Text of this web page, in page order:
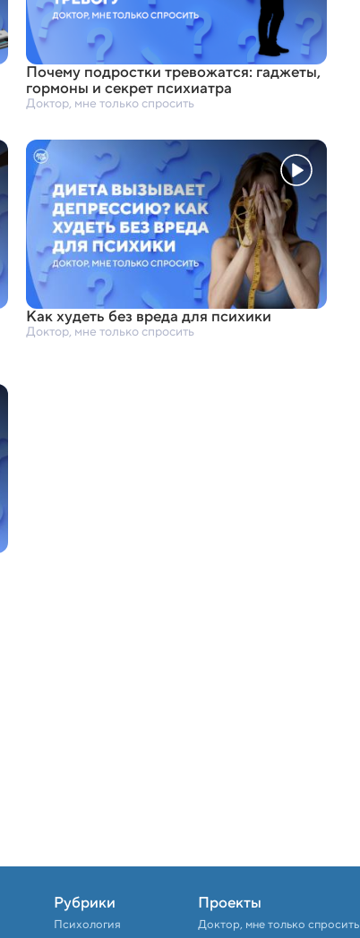
Почему подростки тревожатся: гаджеты,
гормоны и секрет психиатра
Доктор, мне только спросить
Как худеть без вреда для психики
Доктор, мне только спросить
Рубрики
Психология
Проекты
Доктор, мне только спросить